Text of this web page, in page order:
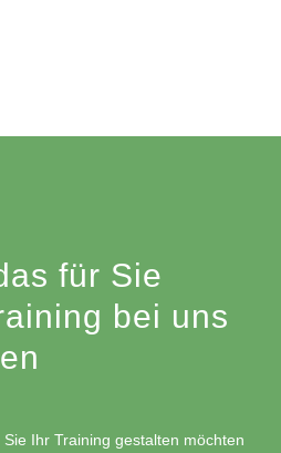
für Sie
bei uns
Ihr Training gestalten möchten